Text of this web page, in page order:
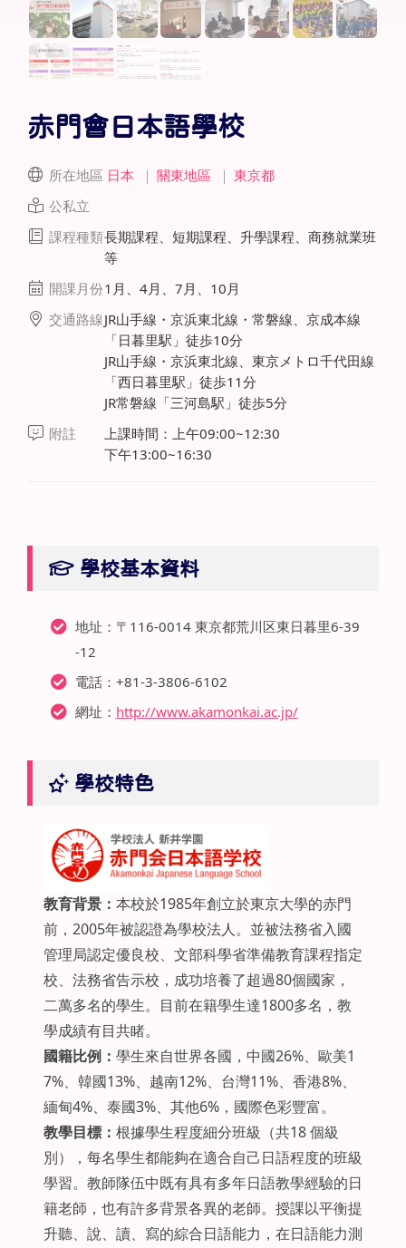
赤門會日本語學校
所在地區 日本 ｜ 關東地區 ｜ 東京都
公私立
課程種類長期課程、短期課程、升學課程、商務就業班
等
開課月份1月、4月、7月、10月
交通路線JR山手線・京浜東北線・常磐線、京成本線
「日暮里駅」徒歩10分
JR山手線・京浜東北線、東京メトロ千代田線
「西日暮里駅」徒歩11分
JR常磐線「三河島駅」徒歩5分
附註
上課時間：上午09:00~12:30
下午13:00~16:30
學校基本資料
地址：〒116-0014 東京都荒川区東日暮里6-39
-12
電話：+81-3-3806-6102
網址： http://www.akamonkai.ac.jp/
學校特色
教育背景： 本校於1985年創立於東京大學的赤門
前，2005年被認證為學校法人。並被法務省入國
管理局認定優良校、文部科學省準備教育課程指定
校、法務省告示校，成功培養了超過80個國家，
二萬多名的學生。目前在籍學生達1800多名，教
學成績有目共睹。
國籍比例： 學生來自世界各國，中國26%、歐美1
7%、韓國13%、越南12%、台灣11%、香港8%、
緬甸4%、泰國3%、其他6%，國際色彩豐富。
教學目標： 根據學生程度細分班級（共18 個級
別），每名學生都能夠在適合自己日語程度的班級
學習。教師隊伍中既有具有多年日語教學經驗的日
籍老師，也有許多背景各異的老師。授課以平衡提
升聽、說、讀、寫的綜合日語能力，在日語能力測